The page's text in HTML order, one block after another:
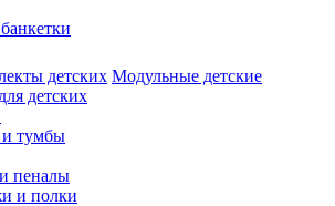
детских Модульные детские
детских
тумбы
пеналы
и полки